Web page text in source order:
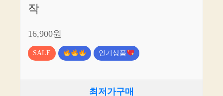
작
16,900원
SALE 인기상품
최저가구매